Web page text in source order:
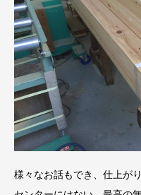
様々なお話もでき、仕上が